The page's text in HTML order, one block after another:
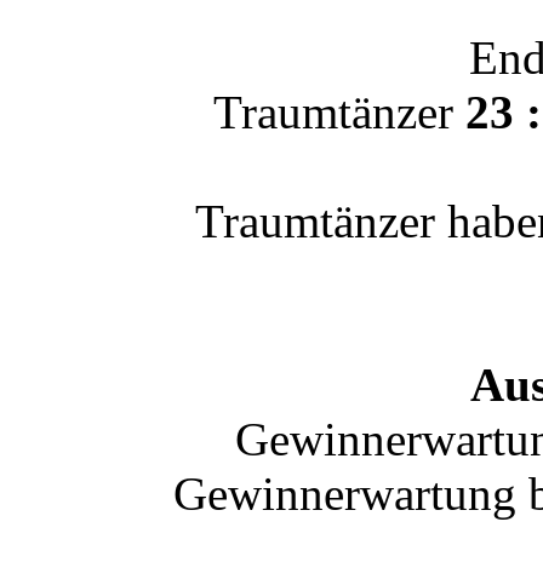
Traumtänzer 23
Traumtänzer
Gewinnerwartung